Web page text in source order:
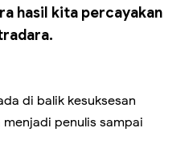
hasil kita percayakan
di balik kesuksesan
penulis sampai